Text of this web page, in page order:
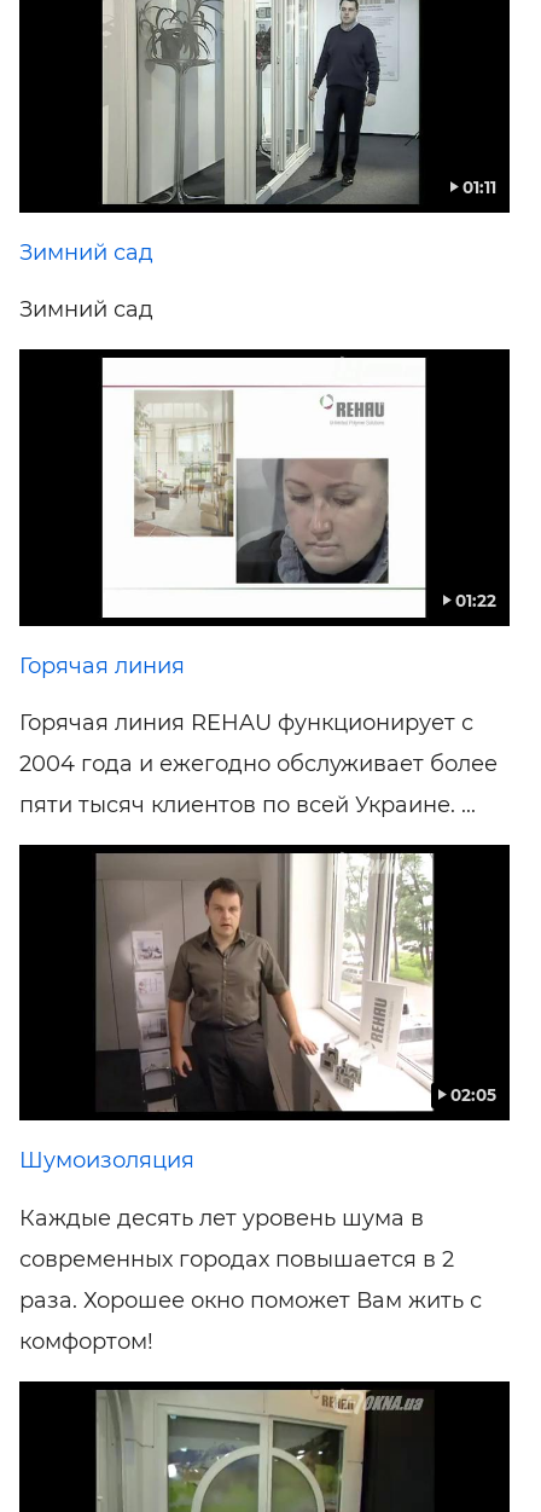
01:11
Зимний сад
Зимний сад
01:22
Горячая линия
Горячая линия REHAU функционирует с
2004 года и ежегодно обслуживает более
пяти тысяч клиентов по всей Украине. ...
02:05
Шумоизоляция
Каждые десять лет уровень шума в
современных городах повышается в 2
раза. Хорошее окно поможет Вам жить с
комфортом!